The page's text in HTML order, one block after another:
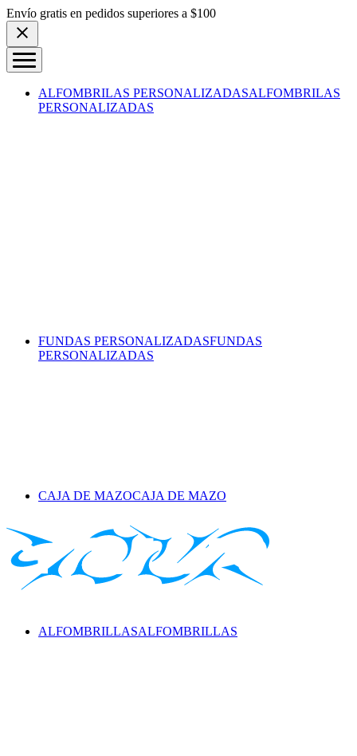
Skip to content
Envío gratis en pedidos superiores a $100
ALFOMBRILAS PERSONALIZADASALFOMBRILAS
PERSONALIZADAS
FUNDAS PERSONALIZADASFUNDAS
PERSONALIZADAS
CAJA DE MAZOCAJA DE MAZO
ALFOMBRILLASALFOMBRILLAS